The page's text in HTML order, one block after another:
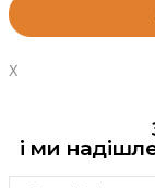
X
і ми